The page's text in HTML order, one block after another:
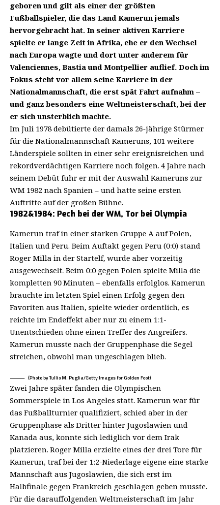
geboren und gilt als einer der größten
Fußballspieler, die das Land Kamerun jemals
hervorgebracht hat. In seiner aktiven Karriere
spielte er lange Zeit in Afrika, ehe er den Wechsel
nach Europa wagte und dort unter anderem für
Valenciennes, Bastia und Montpellier auflief. Doch im
Fokus steht vor allem seine Karriere in der
Nationalmannschaft, die erst spät Fahrt aufnahm –
und ganz besonders eine Weltmeisterschaft, bei der
er sich unsterblich machte.
Im Juli 1978 debütierte der damals 26-jährige Stürmer
für die Nationalmannschaft Kameruns, 101 weitere
Länderspiele sollten in einer sehr ereignisreichen und
rekordverdächtigen Karriere noch folgen. 4 Jahre nach
seinem Debüt fuhr er mit der Auswahl Kameruns zur
WM 1982 nach Spanien – und hatte seine ersten
Auftritte auf der großen Bühne.
1982&1984: Pech bei der WM, Tor bei Olympia
Kamerun traf in einer starken Gruppe A auf Polen,
Italien und Peru. Beim Auftakt gegen Peru (0:0) stand
Roger Milla in der Startelf, wurde aber vorzeitig
ausgewechselt. Beim 0:0 gegen Polen spielte Milla die
kompletten 90 Minuten – ebenfalls erfolglos. Kamerun
brauchte im letzten Spiel einen Erfolg gegen den
Favoriten aus Italien, spielte wieder ordentlich, es
reichte im Endeffekt aber nur zu einem 1:1-
Unentschieden ohne einen Treffer des Angreifers.
Kamerun musste nach der Gruppenphase die Segel
streichen, obwohl man ungeschlagen blieb.
(Photo by Tullio M. Puglia/Getty Images for Golden Foot)
Zwei Jahre später fanden die Olympischen
Sommerspiele in Los Angeles statt. Kamerun war für
das Fußballturnier qualifiziert, schied aber in der
Gruppenphase als Dritter hinter Jugoslawien und
Kanada aus, konnte sich lediglich vor dem Irak
platzieren. Roger Milla erzielte eines der drei Tore für
Kamerun, traf bei der 1:2-Niederlage eigene eine starke
Mannschaft aus Jugoslawien, die sich erst im
Halbfinale gegen Frankreich geschlagen geben musste.
Für die darauffolgenden Weltmeisterschaft im Jahr